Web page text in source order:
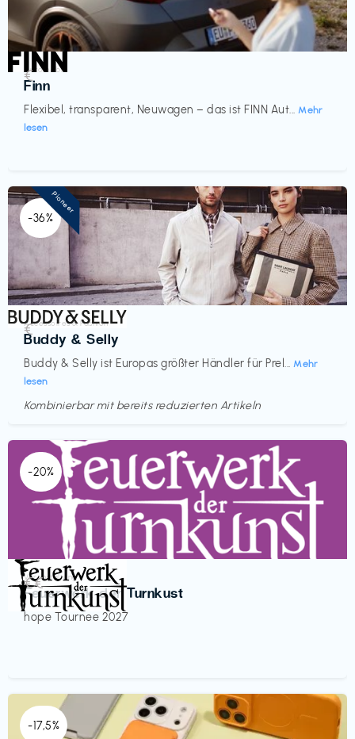
Automobil
Finn
Flexibel, transparent, Neuwagen – das ist FINN Aut... Mehr
lesen
€‎
-36%
Accessoires & Fashion
Buddy & Selly
Buddy & Selly ist Europas größter Händler für Prel... Mehr
lesen
€‎
Kombinierbar mit bereits reduzierten Artikeln
Pioneer
-20%
Veranstaltung
Feuerwerk der Turnkust
hope Tournee 2027
€€‎
-17,5%